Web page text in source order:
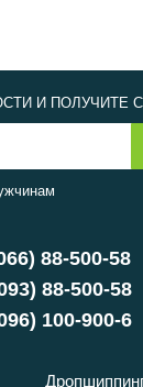
88-500-58
88-500-58
100-900-6
И ПОЛУЧИТЕ